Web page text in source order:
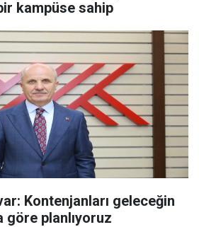
kampüse sahip
Kontenjanları geleceğin
göre planlıyoruz